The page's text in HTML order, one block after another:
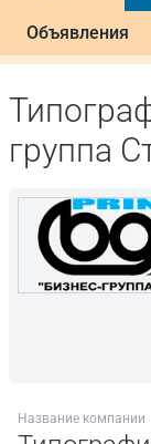
Объявления
группа
Название компании